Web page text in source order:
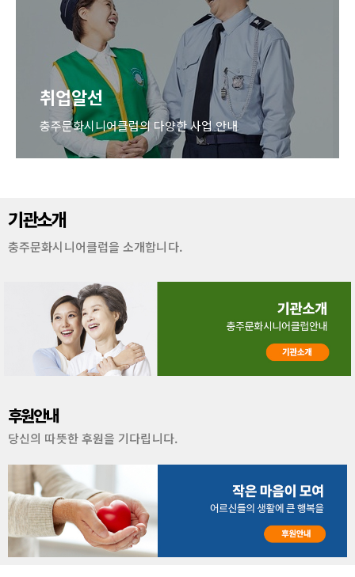
노인에 의한 상품의 생산판매 서비스의
제공 등을 목적으로 하는 사업단
자세히보기
취업알선
충주문화시니어클럽의 다양한 사업 안내
업무능력이 있는 어르신을 해당 수요처로
기관소개
충주문화시니어클럽을 소개합니다.
후원안내
당신의 따뜻한 후원을 기다립니다.